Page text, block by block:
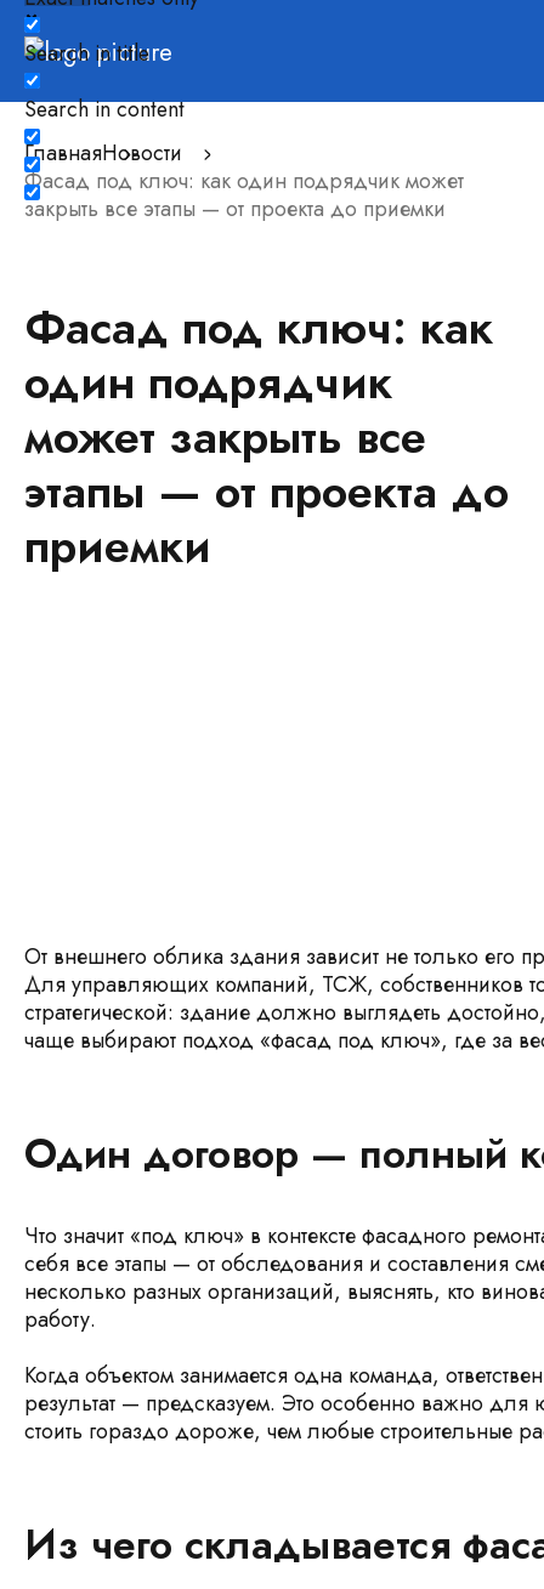
Search in title
Search in content
ГлавнаяНовости
Фасад под ключ: как один подрядчик может
закрыть все этапы — от проекта до приемки
Фасад под ключ: как
один подрядчик
может закрыть все
этапы — от проекта до
приемки
От внешнего облика здания зависит не только его
Для управляющих компаний, ТСЖ, собственников
стратегической: здание должно выглядеть
чаще выбирают подход «фасад под ключ», где за
Один договор — полный
Что значит «под ключ» в контексте фасадного
себя все этапы — от обследования и составления
несколько разных организаций, выяснять, кто
работу.
Когда объектом занимается одна команда,
результат — предсказуем. Это особенно важно для
стоить гораздо дороже, чем любые строительные
Из чего складывается